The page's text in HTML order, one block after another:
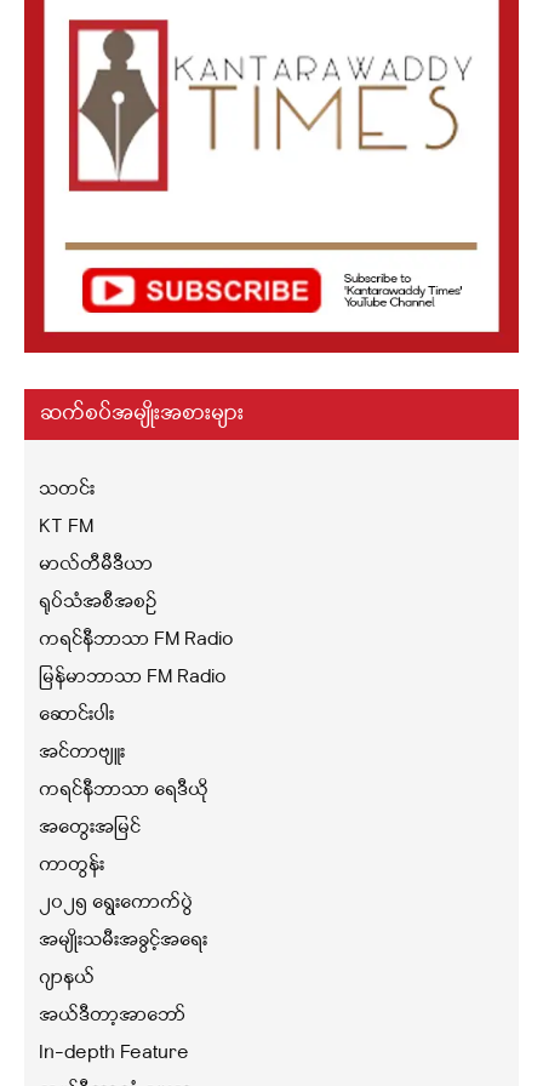
ဆက်စပ်အမျိုးအစားများ
သတင်း
KT FM
မာလ်တီမီဒီယာ
ရုပ်သံအစီအစဉ်
ကရင်နီဘာသာ FM Radio
မြန်မာဘာသာ FM Radio
ဆောင်းပါး
အင်တာဗျူး
ကရင်နီဘာသာ ရေဒီယို
အတွေးအမြင်
ကာတွန်း
၂၀၂၅ ရွေးကောက်ပွဲ
အမျိုးသမီးအခွင့်အရေး
ဂျာနယ်
အယ်ဒီတာ့အာဘော်
In-depth Feature